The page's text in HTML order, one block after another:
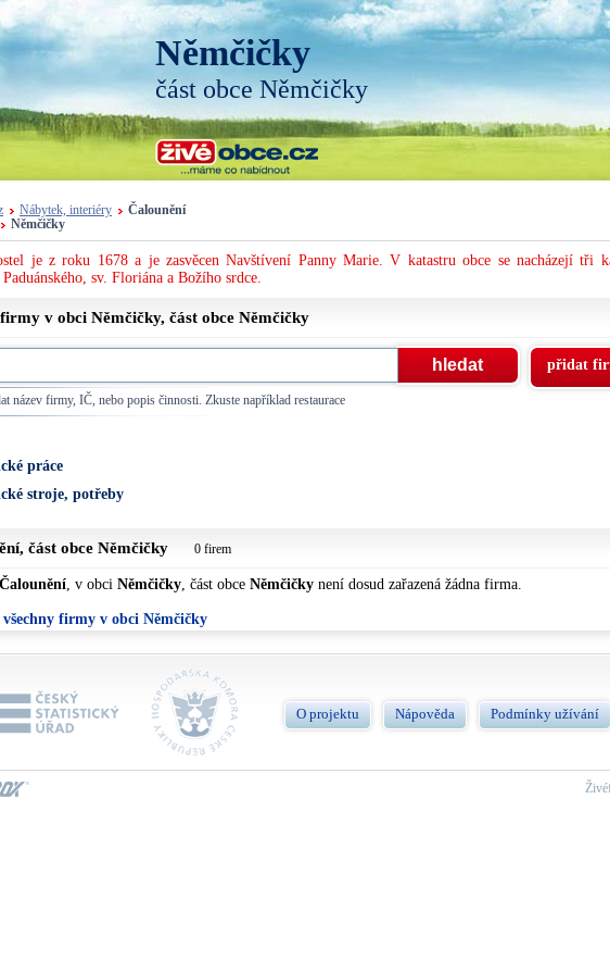
Němčičky
část obce Němčičky
Nábytek, interiéry
Čalounění
Němčičky
je z roku 1678 a je zasvěcen Navštívení Panny Marie. V katastru obce se nacházejí tři
sv. Floriána a Božího srdce.
v obci Němčičky, část obce Němčičky
název firmy, IČ, nebo popis činnosti. Zkuste například restaurace
přidat
práce
stroje, potřeby
část obce Němčičky 0 firem
Čalounění, v obci Němčičky, část obce Němčičky není dosud zařazená žádna firma.
firmy v obci Němčičky
O projektu Nápověda Podmínky užívání